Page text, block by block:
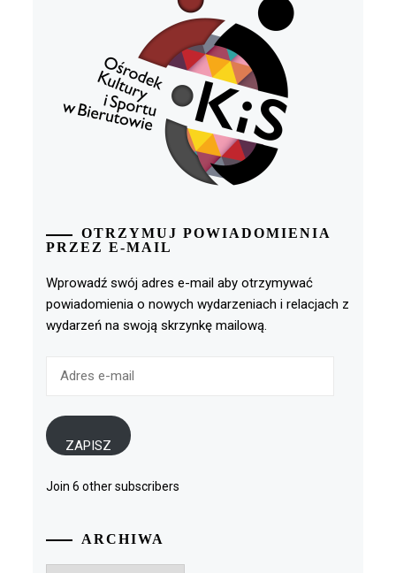
OTRZYMUJ POWIADOMIENIA
PRZEZ E-MAIL
Wprowadź swój adres e-mail aby otrzymywać
powiadomienia o nowych wydarzeniach i relacjach z
wydarzeń na swoją skrzynkę mailową.
ZAPISZ
Join 6 other subscribers
ARCHIWA